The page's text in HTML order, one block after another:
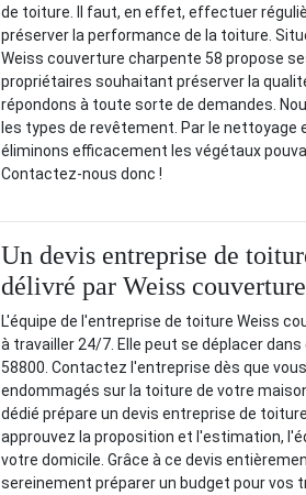
de toiture. Il faut, en effet, effectuer
préserver la performance de la toiture.
Weiss couverture charpente 58 propose
propriétaires souhaitant préserver la
répondons à toute sorte de demandes.
les types de revêtement. Par le nettoyage
éliminons efficacement les végétaux
Contactez-nous donc !
Un devis entreprise de
délivré par Weiss
L'équipe de l'entreprise de toiture Weiss
à travailler 24/7. Elle peut se déplacer
58800. Contactez l'entreprise dès que
endommagés sur la toiture de votre
dédié prépare un devis entreprise de
approuvez la proposition et l'estimation,
votre domicile. Grâce à ce devis
sereinement préparer un budget pour vos